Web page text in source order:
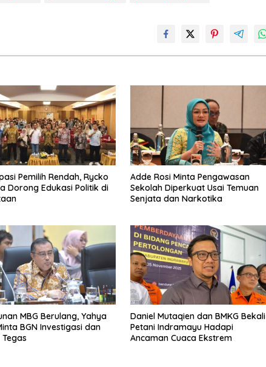
Pemilih Rendah, Rycko
Dorong Edukasi Politik di
Adde Rosi Minta Pengawasan
Sekolah Diperkuat Usai Temuan
Senjata dan Narkotika
MBG Berulang, Yahya
BGN Investigasi dan
Daniel Mutaqien dan BMKG Bekali
Petani Indramayu Hadapi
Ancaman Cuaca Ekstrem